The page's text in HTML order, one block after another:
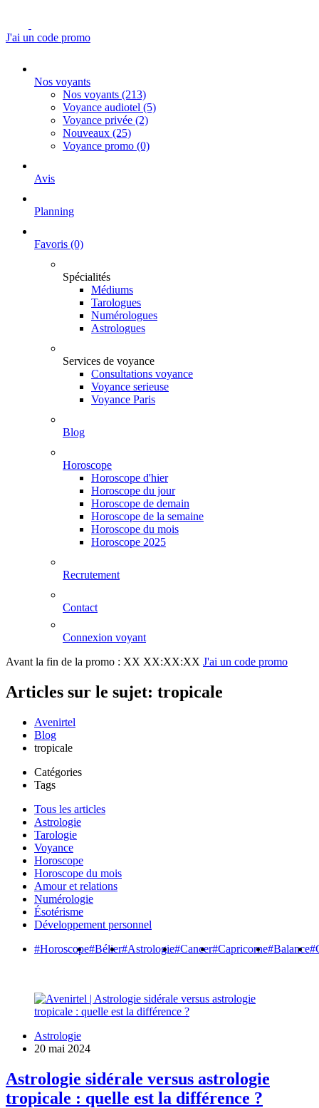
J'ai un code promo
Nos voyants
Nos voyants (213)
Voyance audiotel (5)
Voyance privée (2)
Nouveaux (25)
Voyance promo (0)
Avis
Planning
Favoris (0)
Spécialités
Médiums
Tarologues
Numérologues
Astrologues
Services de voyance
Consultations voyance
Voyance serieuse
Voyance Paris
Blog
Horoscope
Horoscope d'hier
Horoscope du jour
Horoscope de demain
Horoscope de la semaine
Horoscope du mois
Horoscope 2025
Recrutement
Contact
Connexion voyant
Avant la fin de la promo : XX XX:XX:XX J'ai un code promo
Articles sur le sujet: tropicale
Avenirtel
Blog
tropicale
Catégories
Tags
Tous les articles
Astrologie
Tarologie
Voyance
Horoscope
Horoscope du mois
Amour et relations
Numérologie
Ésotérisme
Développement personnel
#Horoscope#Bélier#Astrologie#Cancer#Capricorne#Balance
Astrologie
20 mai 2024
Astrologie sidérale versus astrologie
tropicale : quelle est la différence ?